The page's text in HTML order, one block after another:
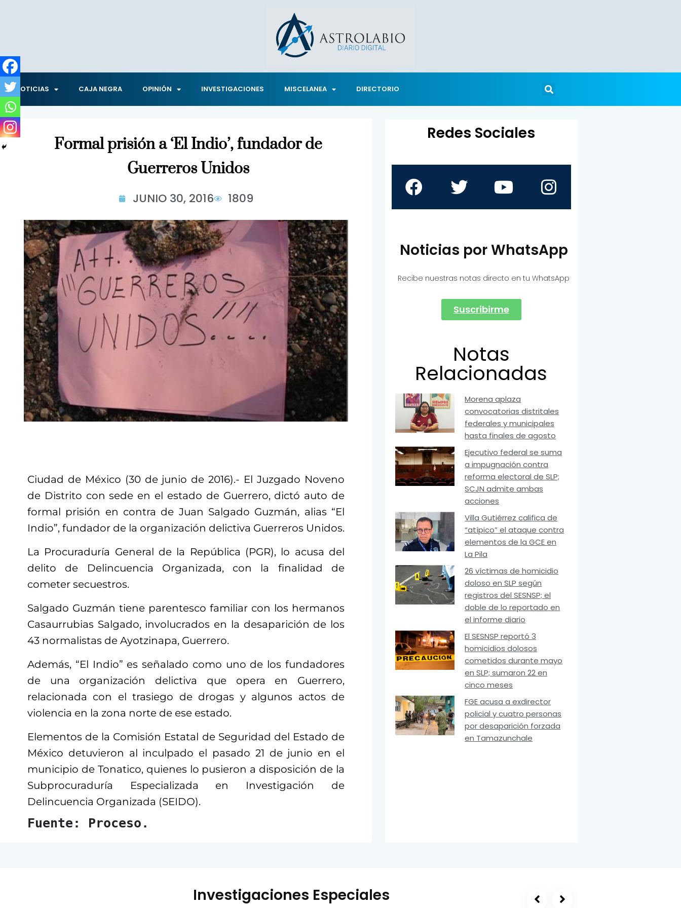
NOTICIAS CAJA NEGRA OPINIÓN INVESTIGACIONES MISCELANEA DIRECTORIO
Formal prisión a ‘El Indio’, fundador de
Guerreros Unidos
JUNIO 30, 2016 1809
Ciudad de México (30 de junio de 2016).- El Juzgado Noveno
de Distrito con sede en el estado de Guerrero, dictó auto de
formal prisión en contra de Juan Salgado Guzmán, alias “El
Indio”, fundador de la organización delictiva Guerreros Unidos.
La Procuraduría General de la República (PGR), lo acusa del
delito de Delincuencia Organizada, con la finalidad de
cometer secuestros.
Salgado Guzmán tiene parentesco familiar con los hermanos
Casaurrubias Salgado, involucrados en la desaparición de los
43 normalistas de Ayotzinapa, Guerrero.
Además, “El Indio” es señalado como uno de los fundadores
de una organización delictiva que opera en Guerrero,
relacionada con el trasiego de drogas y algunos actos de
violencia en la zona norte de ese estado.
Elementos de la Comisión Estatal de Seguridad del Estado de
México detuvieron al inculpado el pasado 21 de junio en el
municipio de Tonatico, quienes lo pusieron a disposición de la
Subprocuraduría Especializada en Investigación de
Delincuencia Organizada (SEIDO).
Fuente: Proceso.
Redes Sociales
Noticias por WhatsApp
Recibe nuestras notas directo en tu WhatsApp
Suscribirme
Notas
Relacionadas
Morena aplaza
convocatorias distritales
federales y municipales
hasta finales de agosto
Ejecutivo federal se suma
a impugnación contra
reforma electoral de SLP;
SCJN admite ambas
acciones
Villa Gutiérrez califica de
“atípico” el ataque contra
elementos de la GCE en
La Pila
26 víctimas de homicidio
doloso en SLP según
registros del SESNSP; el
doble de lo reportado en
el informe diario
El SESNSP reportó 3
homicidios dolosos
cometidos durante mayo
en SLP; sumaron 22 en
cinco meses
FGE acusa a exdirector
policial y cuatro personas
por desaparición forzada
en Tamazunchale
Investigaciones Especiales